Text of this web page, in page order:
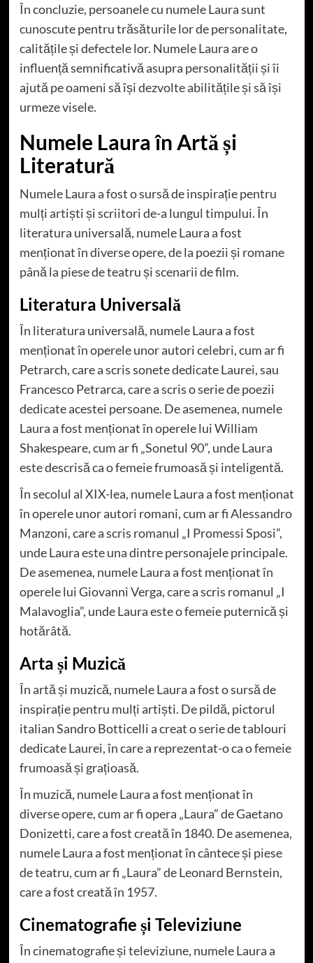
În concluzie, persoanele cu numele Laura sunt
cunoscute pentru trăsăturile lor de personalitate,
calitățile și defectele lor. Numele Laura are o
influență semnificativă asupra personalității și îi
ajută pe oameni să își dezvolte abilitățile și să își
urmeze visele.
Numele Laura în Artă și
Literatură
Numele Laura a fost o sursă de inspirație pentru
mulți artiști și scriitori de-a lungul timpului. În
literatura universală, numele Laura a fost
menționat în diverse opere, de la poezii și romane
până la piese de teatru și scenarii de film.
Literatura Universală
În literatura universală, numele Laura a fost
menționat în operele unor autori celebri, cum ar fi
Petrarch, care a scris sonete dedicate Laurei, sau
Francesco Petrarca, care a scris o serie de poezii
dedicate acestei persoane. De asemenea, numele
Laura a fost menționat în operele lui William
Shakespeare, cum ar fi „Sonetul 90”, unde Laura
este descrisă ca o femeie frumoasă și inteligentă.
În secolul al XIX-lea, numele Laura a fost menționat
în operele unor autori romani, cum ar fi Alessandro
Manzoni, care a scris romanul „I Promessi Sposi”,
unde Laura este una dintre personajele principale.
De asemenea, numele Laura a fost menționat în
operele lui Giovanni Verga, care a scris romanul „I
Malavoglia”, unde Laura este o femeie puternică și
hotărâtă.
Arta și Muzică
În artă și muzică, numele Laura a fost o sursă de
inspirație pentru mulți artiști. De pildă, pictorul
italian Sandro Botticelli a creat o serie de tablouri
dedicate Laurei, în care a reprezentat-o ca o femeie
frumoasă și grațioasă.
În muzică, numele Laura a fost menționat în
diverse opere, cum ar fi opera „Laura” de Gaetano
Donizetti, care a fost creată în 1840. De asemenea,
numele Laura a fost menționat în cântece și piese
de teatru, cum ar fi „Laura” de Leonard Bernstein,
care a fost creată în 1957.
Cinematografie și Televiziune
În cinematografie și televiziune, numele Laura a